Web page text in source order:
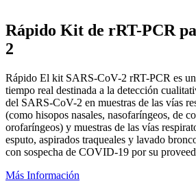
Rápido Kit de rRT-PCR
2
Rápido El kit SARS-CoV-2 rRT-PCR es
tiempo real destinada a la detección
del SARS-CoV-2 en muestras de las vías
(como hisopos nasales, nasofaríngeos, de
orofaríngeos) y muestras de las vías
esputo, aspirados traqueales y lavado
con sospecha de COVID-19 por su
Más Información